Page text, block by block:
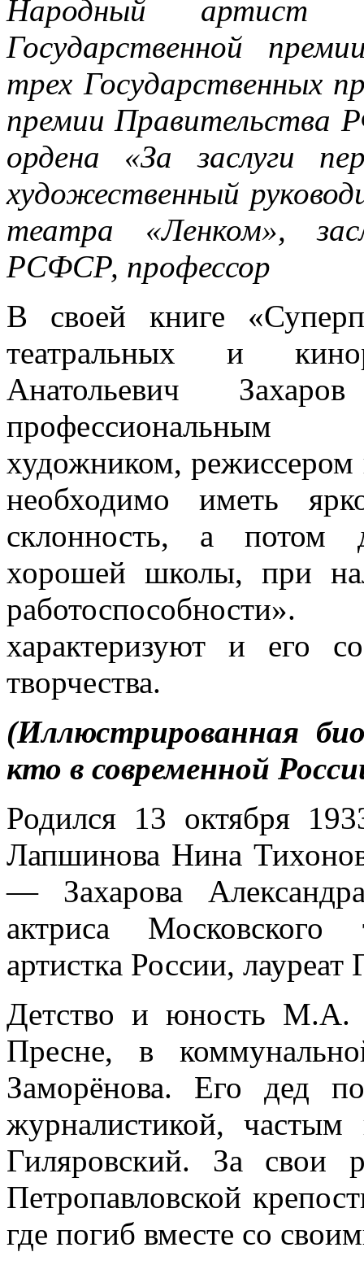
Народный артист
Государственной
трех Государственных
премии Правительства
ордена «За заслуги
художественный
театра «Ленком»,
РСФСР, профессор
В своей книге
театральных и
Анатольевич
профессиональным
художником,
необходимо иметь
склонность, а потом
хорошей школы, при
характеризуют и его
творчества.
(Иллюстрированная
кто в современной
Родился 13 октября
Лапшинова Нина
— Захарова
актриса Московского
артистка России,
Детство и юность М.А.
Пресне, в
Заморёнова. Его дед
журналистикой,
Гиляровский. За свои
Петропавловской
где погиб вместе со